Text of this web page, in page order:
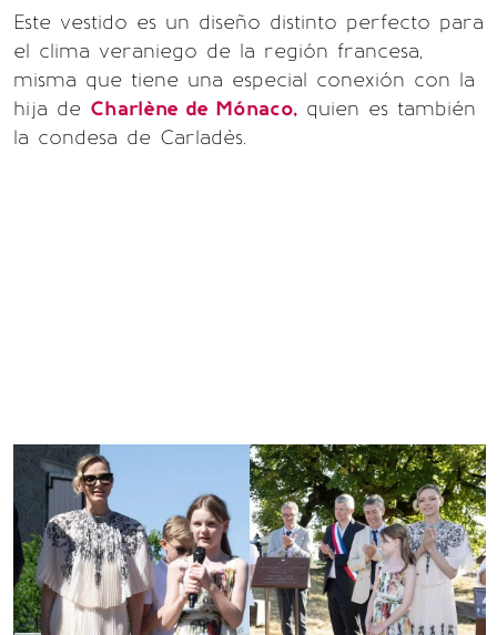
Este vestido es un diseño distinto perfecto para
el clima veraniego de la región francesa,
misma que tiene una especial conexión con la
hija de Charlène de Mónaco, quien es también
la condesa de Carladès.